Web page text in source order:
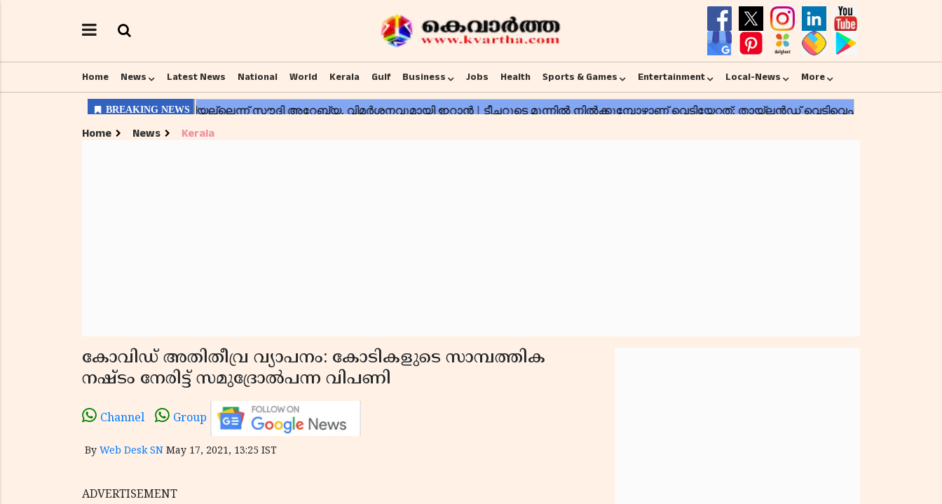
Home News Latest News National World Kerala Gulf Business Jobs Health Sports & Games Entertainment Local-News More
Home News Kerala
കോവിഡ് അതിതീവ്ര വ്യാപനം: കോടികളുടെ സാമ്പത്തിക
നഷ്ടം നേരിട്ട് സമുദ്രോല്‍പന്ന വിപണി
Channel Group
By Web Desk SN May 17, 2021, 13:25 IST
ADVERTISEMENT